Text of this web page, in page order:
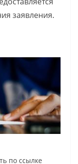
заявления.
по ссылке